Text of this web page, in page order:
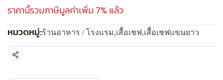
ราคานี้รวมภาษีมูลค่าเพิ่ม 7% แล้ว
หมวดหมู่:ร้านอาหาร / โรงแรม,เสื้อเชฟ,เสื้อเชฟแขนยาว
แชร์